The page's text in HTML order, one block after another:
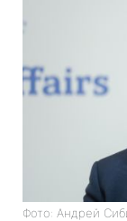
Фото: Андрей